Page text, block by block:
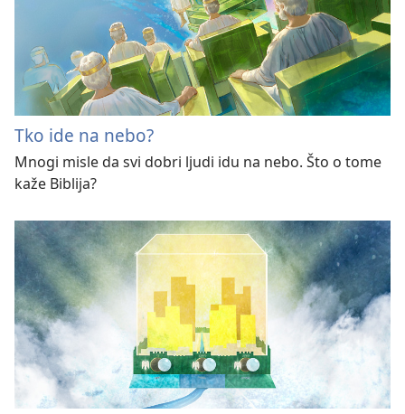
Tko ide na nebo?
Mnogi misle da svi dobri ljudi idu na nebo. Što o tome
kaže Biblija?